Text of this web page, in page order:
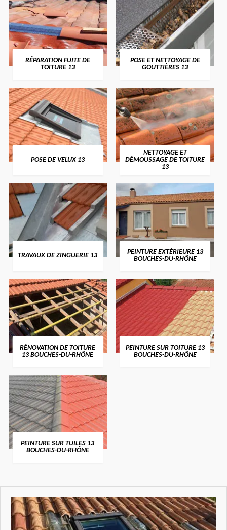
RÉPARATION FUITE DE
TOITURE 13
POSE ET NETTOYAGE DE
GOUTTIÈRES 13
POSE DE VELUX 13
NETTOYAGE ET
DÉMOUSSAGE DE TOITURE
13
TRAVAUX DE ZINGUERIE 13
PEINTURE EXTÉRIEURE 13
BOUCHES-DU-RHÔNE
RÉNOVATION DE TOITURE
13 BOUCHES-DU-RHÔNE
PEINTURE SUR TOITURE 13
BOUCHES-DU-RHÔNE
PEINTURE SUR TUILES 13
BOUCHES-DU-RHÔNE